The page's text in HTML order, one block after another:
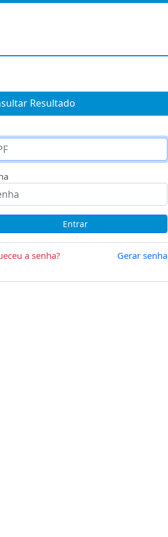
Resultado
a senha? Gerar senha